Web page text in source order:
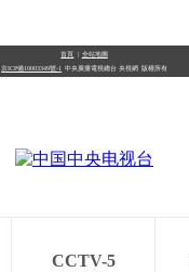
首頁 全站地圖
京ICP備10003349號-1 中央廣播電視總台 央視網 版權所有
CCTV-5